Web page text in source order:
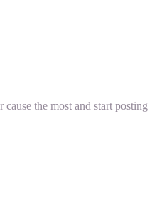
the most and start posting